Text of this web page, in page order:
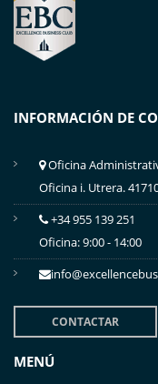
INFORMACIÓN DE
Oficina
Oficina i. Utrera.
+34 955 139 251
Oficina: 9:00 - 14:00
CONTACTAR
MENÚ